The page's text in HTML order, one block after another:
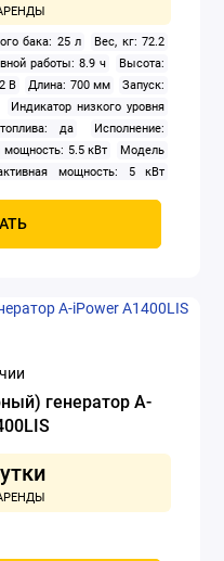
бака: 25 л
Вес, кг: 72.2
работы: 8.9 ч
Высота:
В Длина: 700 мм
Запуск:
Индикатор низкого уровня
да
Исполнение:
мощность: 5.5 кВт
Модель
мощность: 5 кВт
нет
560 мм
генератор A-